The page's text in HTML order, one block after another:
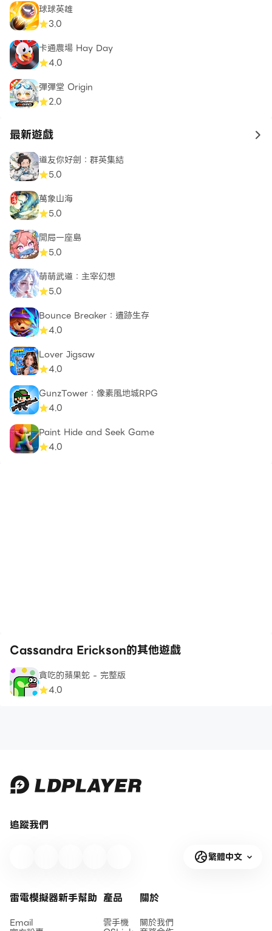
球球英雄
3.0
卡通農場 Hay Day
4.0
彈彈堂 Origin
2.0
最新遊戲 to
道友你好劍：群英集結
5.0
萬象山海
5.0
開局一座島
5.0
萌萌武道：主宰幻想
5.0
Bounce Breaker：遺跡生存
4.0
Lover Jigsaw
4.0
GunzTower：像素風地城RPG
4.0
Paint Hide and Seek Game
4.0
Cassandra Erickson的其他遊戲
貪吃的蘋果蛇 - 完整版
4.0
追蹤我們
繁體中文
雷電模擬器新手幫助
Email
產品
雲手機
關於
關於我們